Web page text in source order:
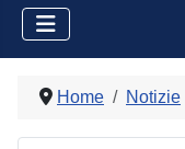
Home Notizie